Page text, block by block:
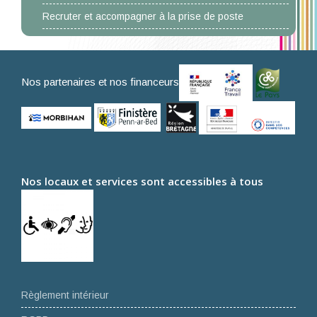
Recruter et accompagner à la prise de poste
Nos partenaires et nos financeurs
Nos locaux et services sont accessibles à tous
Règlement intérieur